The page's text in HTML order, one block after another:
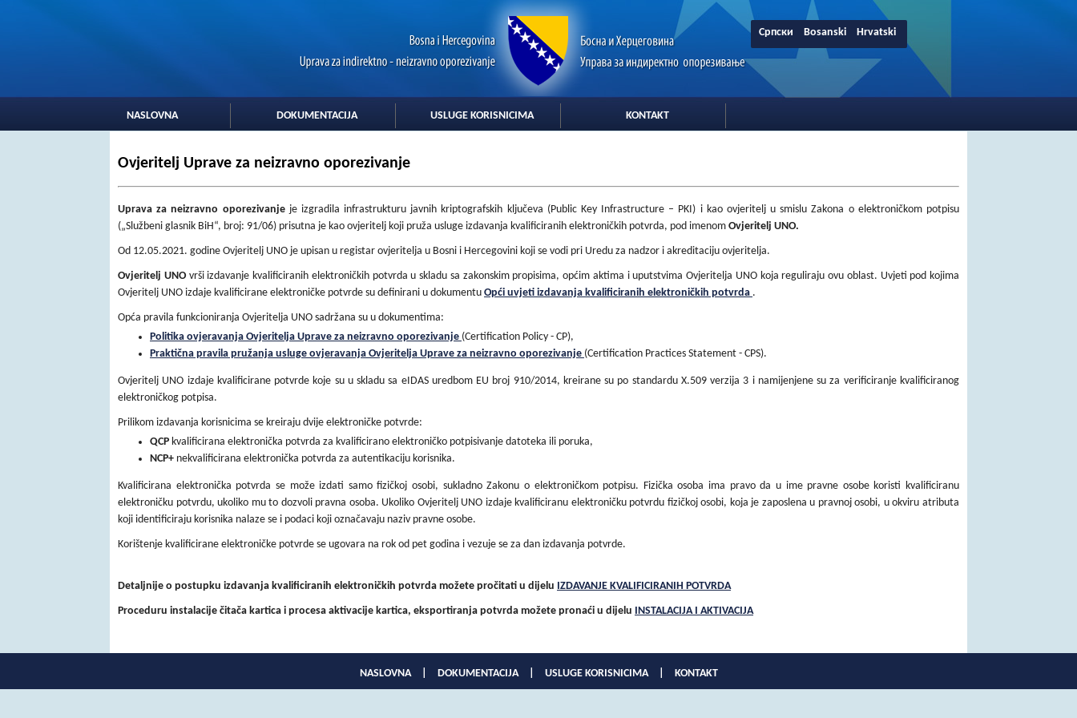
Српски Bosanski Hrvatski
NASLOVNA DOKUMENTACIJA USLUGE KORISNICIMA KONTAKT
Ovjeritelj Uprave za neizravno oporezivanje
Uprava za neizravno oporezivanje je izgradila infrastrukturu javnih kriptografskih ključeva (Public Key Infrastructure – PKI) i kao ovjeritelj u smislu Zakona o elektroničkom potpisu
(„Službeni glasnik BiH“, broj: 91/06) prisutna je kao ovjeritelj koji pruža usluge izdavanja kvalificiranih elektroničkih potvrda, pod imenom Ovjeritelj UNO.
Od 12.05.2021. godine Ovjeritelj UNO je upisan u registar ovjeritelja u Bosni i Hercegovini koji se vodi pri Uredu za nadzor i akreditaciju ovjeritelja.
Ovjeritelj UNO vrši izdavanje kvalificiranih elektroničkih potvrda u skladu sa zakonskim propisima, općim aktima i uputstvima Ovjeritelja UNO koja reguliraju ovu oblast. Uvjeti pod kojima
Ovjeritelj UNO izdaje kvalificirane elektroničke potvrde su definirani u dokumentu Opći uvjeti izdavanja kvalificiranih elektroničkih potvrda .
Opća pravila funkcioniranja Ovjeritelja UNO sadržana su u dokumentima:
Politika ovjeravanja Ovjeritelja Uprave za neizravno oporezivanje (Certification Policy - CP),
Praktična pravila pružanja usluge ovjeravanja Ovjeritelja Uprave za neizravno oporezivanje (Certification Practices Statement - CPS).
Ovjeritelj UNO izdaje kvalificirane potvrde koje su u skladu sa eIDAS uredbom EU broj 910/2014, kreirane su po standardu X.509 verzija 3 i namijenjene su za verificiranje kvalificiranog
elektroničkog potpisa.
Prilikom izdavanja korisnicima se kreiraju dvije elektroničke potvrde:
QCP kvalificirana elektronička potvrda za kvalificirano elektroničko potpisivanje datoteka ili poruka,
NCP+ nekvalificirana elektronička potvrda za autentikaciju korisnika.
Kvalificirana elektronička potvrda se može izdati samo fizičkoj osobi, sukladno Zakonu o elektroničkom potpisu. Fizička osoba ima pravo da u ime pravne osobe koristi kvalificiranu
elektroničku potvrdu, ukoliko mu to dozvoli pravna osoba. Ukoliko Ovjeritelj UNO izdaje kvalificiranu elektroničku potvrdu fizičkoj osobi, koja je zaposlena u pravnoj osobi, u okviru atributa
koji identificiraju korisnika nalaze se i podaci koji označavaju naziv pravne osobe.
Korištenje kvalificirane elektroničke potvrde se ugovara na rok od pet godina i vezuje se za dan izdavanja potvrde.
Detaljnije o postupku izdavanja kvalificiranih elektroničkih potvrda možete pročitati u dijelu IZDAVANJE KVALIFICIRANIH POTVRDA
Proceduru instalacije čitača kartica i procesa aktivacije kartica, eksportiranja potvrda možete pronaći u dijelu INSTALACIJA I AKTIVACIJA
NASLOVNA DOKUMENTACIJA USLUGE KORISNICIMA KONTAKT